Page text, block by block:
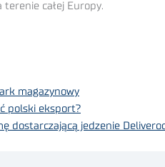
całej Europy.
magazynowy
polski eksport?
dostarczającą jedzenie